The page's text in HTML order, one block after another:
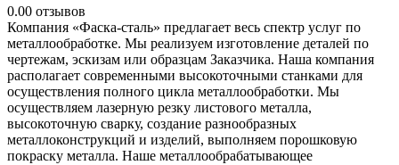
0.00 отзывов
Компания «Фаска-сталь» предлагает весь спектр услуг по
металлообработке. Мы реализуем изготовление деталей по
чертежам, эскизам или образцам Заказчика. Наша компания
располагает современными высокоточными станками для
осуществления полного цикла металлообработки. Мы
осуществляем лазерную резку листового металла,
высокоточную сварку, создание разнообразных
металлоконструкций и изделий, выполняем порошковую
покраску металла. Наше металлообрабатывающее